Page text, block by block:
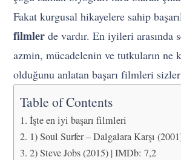
Fakat kurgusal hikayelere sahip
filmler de vardır. En iyileri arasında
azmin, mücadelenin ve tutkuların ne
olduğunu anlatan başarı filmleri
Table of Contents
İşte en iyi başarı filmleri
1) Soul Surfer – Dalgalara Karşı
2) Steve Jobs (2015) | IMDb: 7,2